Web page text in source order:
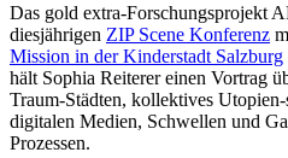
Das gold extra-Forschungsprojekt
diesjährigen ZIP Scene Konferenz
Mission in der Kinderstadt Salzburg
hält Sophia Reiterer einen Vortrag
Traum-Städten, kollektives
digitalen Medien, Schwellen und
Prozessen.